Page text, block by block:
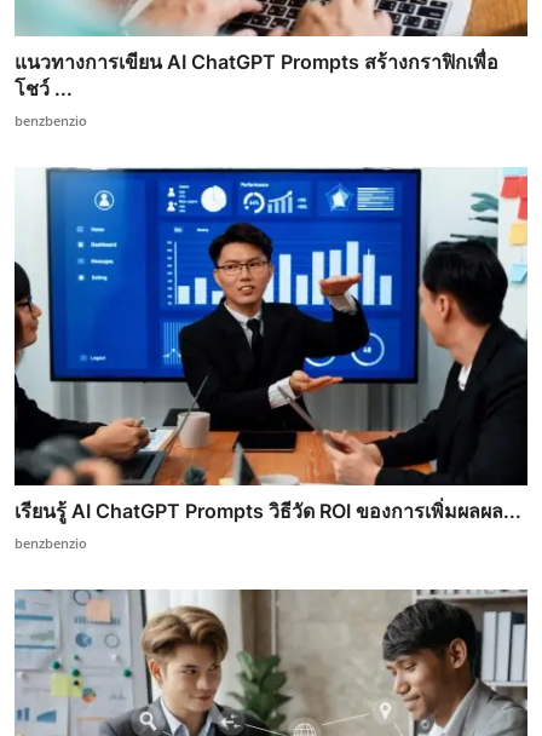
แนวทางการเขียน AI ChatGPT Prompts สร้างกราฟิกเพื่อ
โชว์ ...
benzbenzio
เรียนรู้ AI ChatGPT Prompts วิธีวัด ROI ของการเพิ่มผลผล...
benzbenzio